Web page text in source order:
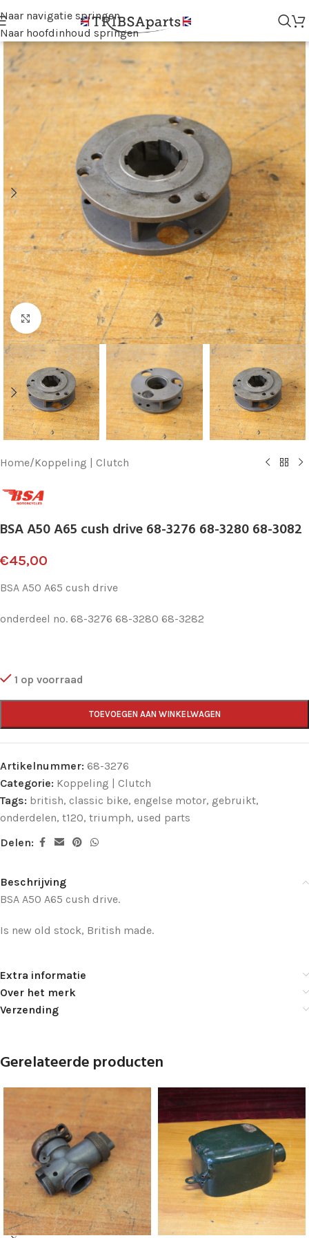
Naar navigatie springen
Naar hoofdinhoud springen
Klik voor vergroting
Home/Koppeling | Clutch
BSA A50 A65 cush drive 68-3276 68-3280 68-3082
€45,00
BSA A50 A65 cush drive
onderdeel no. 68-3276 68-3280 68-3282
1 op voorraad
TOEVOEGEN AAN WINKELWAGEN
Artikelnummer: 68-3276
Categorie: Koppeling | Clutch
Tags: british, classic bike, engelse motor, gebruikt,
onderdelen, t120, triumph, used parts
Delen:
Beschrijving
BSA A50 A65 cush drive.
Is new old stock, British made.
Extra informatie
Over het merk
Verzending
Gerelateerde producten